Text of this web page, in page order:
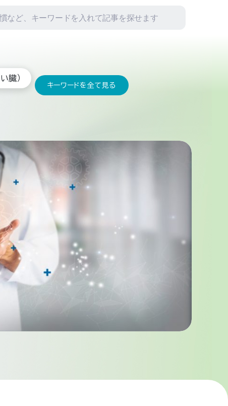
臓）
キーワードを全て見る